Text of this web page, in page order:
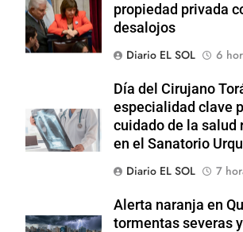
propiedad privada
desalojos
Diario EL SOL
6
Día del Cirujano
especialidad clave
cuidado de la salud
en el Sanatorio
Diario EL SOL
7
Alerta naranja en
tormentas severas